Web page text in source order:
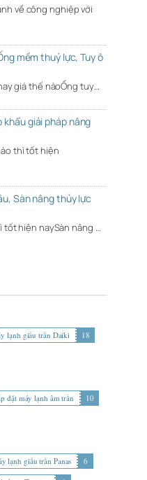
về công nghiệp với
mềm thuỷ lực, Tuy ô
giá thế nàoỐng tuy…
khẩu giải pháp nâng
thì tốt hiện
Sàn nâng thủy lực
tốt hiện naySàn nâng …
lạnh giấu trần Daiki
18
đặt máy lạnh âm trần
10
lạnh giấu trần Panas
6